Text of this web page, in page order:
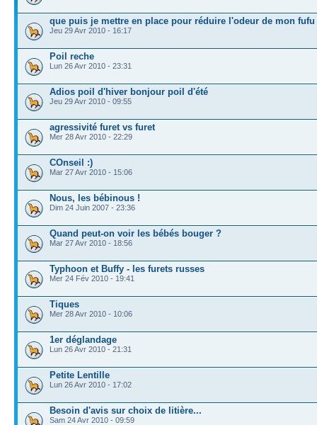
que puis je mettre en place pour réduire l'odeur de mon fufu
Jeu 29 Avr 2010 - 16:17
Poil reche
Lun 26 Avr 2010 - 23:31
Adios poil d'hiver bonjour poil d'été
Jeu 29 Avr 2010 - 09:55
agressivité furet vs furet
Mer 28 Avr 2010 - 22:29
COnseil :)
Mar 27 Avr 2010 - 15:06
Nous, les bébinous !
Dim 24 Juin 2007 - 23:36
Quand peut-on voir les bébés bouger ?
Mar 27 Avr 2010 - 18:56
Typhoon et Buffy - les furets russes
Mer 24 Fév 2010 - 19:41
Tiques
Mer 28 Avr 2010 - 10:06
1er déglandage
Lun 26 Avr 2010 - 21:31
Petite Lentille
Lun 26 Avr 2010 - 17:02
Besoin d'avis sur choix de litière...
Sam 24 Avr 2010 - 09:59